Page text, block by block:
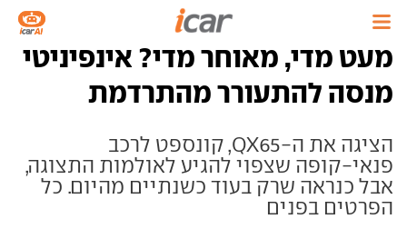
מעט מדי, מאוחר מדי? אינפיניטי
מנסה להתעורר מהתרדמת
הציגה את ה-QX65, קונספט לרכב
פנאי-קופה שצפוי להגיע לאולמות התצוגה,
אבל כנראה שרק בעוד כשנתיים מהיום. כל
הפרטים בפנים